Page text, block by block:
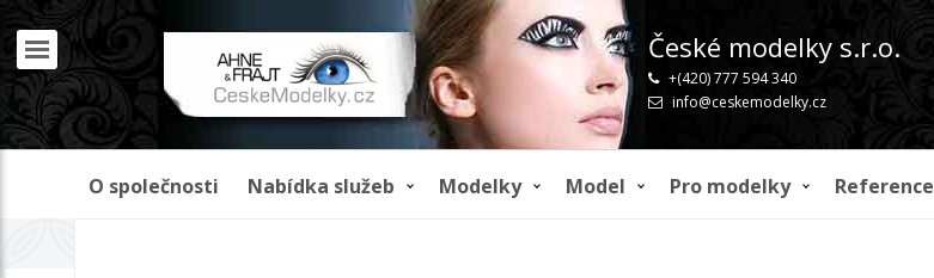
České modelky s.r.o.
+(420) 777 594 340
info@ceskemodelky.cz
O společnosti Nabídka služeb Modelky Model Pro modelky Reference